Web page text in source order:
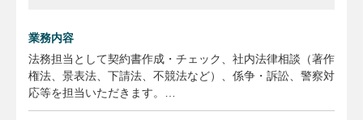
業務内容
法務担当として契約書作成・チェック、社内法律相談（著作
権法、景表法、下請法、不競法など）、係争・訴訟、警察対
応等を担当いただきます。